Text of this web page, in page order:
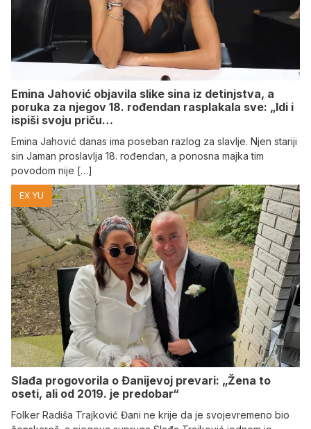
Emina Jahović objavila slike sina iz detinjstva, a
poruka za njegov 18. rođendan rasplakala sve: „Idi i
ispiši svoju priču…
Emina Jahović danas ima poseban razlog za slavlje. Njen stariji
sin Jaman proslavlja 18. rođendan, a ponosna majka tim
povodom nije […]
EX YU
Slađa progovorila o Đanijevoj prevari: „Žena to
oseti, ali od 2019. je predobar“
Folker Radiša Trajković Đani ne krije da je svojevremeno bio